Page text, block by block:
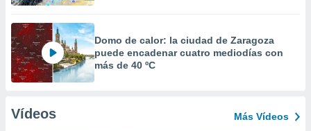
Domo de calor: la ciudad de Zaragoza
puede encadenar cuatro mediodías con
más de 40 ºC
Vídeos Más Vídeos